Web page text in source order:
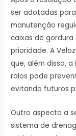
ser adotadas
manutenção
caixas de
prioridade. A
que, além disso,
ralos pode
evitando futuros
Outro aspecto a
sistema de